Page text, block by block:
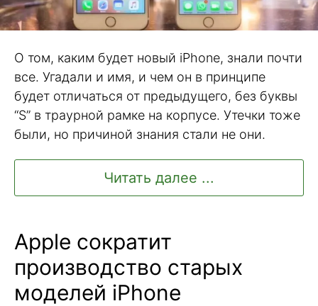
О том, каким будет новый iPhone, знали почти
все. Угадали и имя, и чем он в принципе
будет отличаться от предыдущего, без буквы
“S” в траурной рамке на корпусе. Утечки тоже
были, но причиной знания стали не они.
Читать далее ...
Apple сократит
производство старых
моделей iPhone